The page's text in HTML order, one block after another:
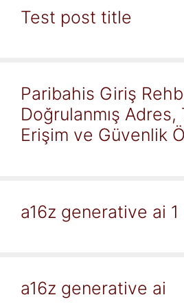
Test post title
Paribahis Giriş
Doğrulanmış Adres,
Erişim ve Güvenlik
a16z generative ai 1
a16z generative ai